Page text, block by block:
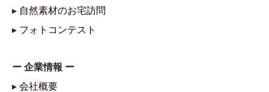
▸ 自然素材のお宅訪問
▸ フォトコンテスト
ー 企業情報 ー
▸ 会社概要